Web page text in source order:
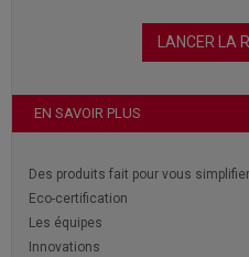
EN SAVOIR PLUS
Des produits fait pour vous
Eco-certification
Les équipes
Innovations